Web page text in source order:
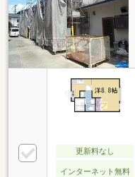
更新料なし
インターネット無料